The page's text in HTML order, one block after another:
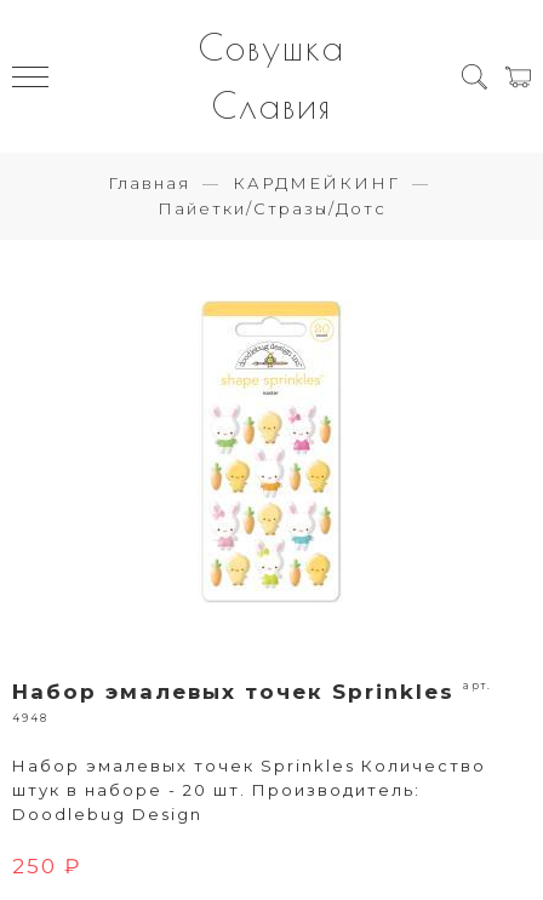
Совушка
Славия
Главная
КАРДМЕЙКИНГ
Пайетки/Стразы/Дотс
Набор эмалевых точек Sprinkles арт.
4948
Набор эмалевых точек Sprinkles Количество
штук в наборе - 20 шт. Производитель:
Doodlebug Design
250 ₽